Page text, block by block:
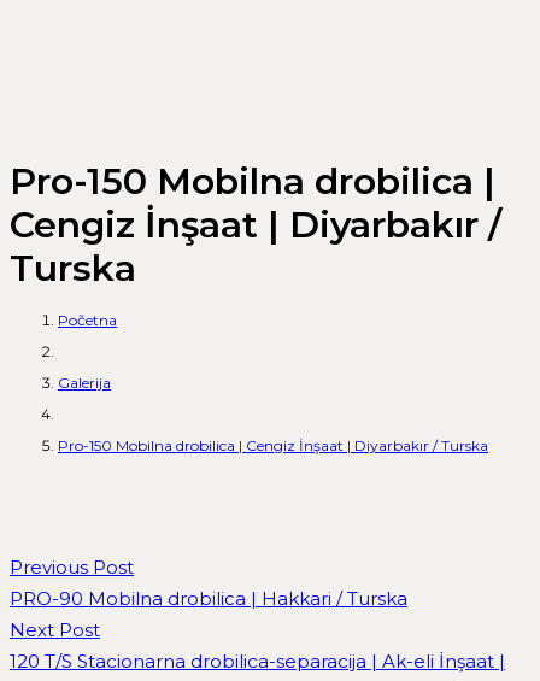
Pro-150 Mobilna drobilica |
Cengiz İnşaat | Diyarbakır /
Turska
Početna
Galerija
Pro-150 Mobilna drobilica | Cengiz İnşaat | Diyarbakır / Turska
Previous Post
PRO-90 Mobilna drobilica | Hakkari / Turska
Next Post
120 T/S Stacionarna drobilica-separacija | Ak-eli İnşaat |